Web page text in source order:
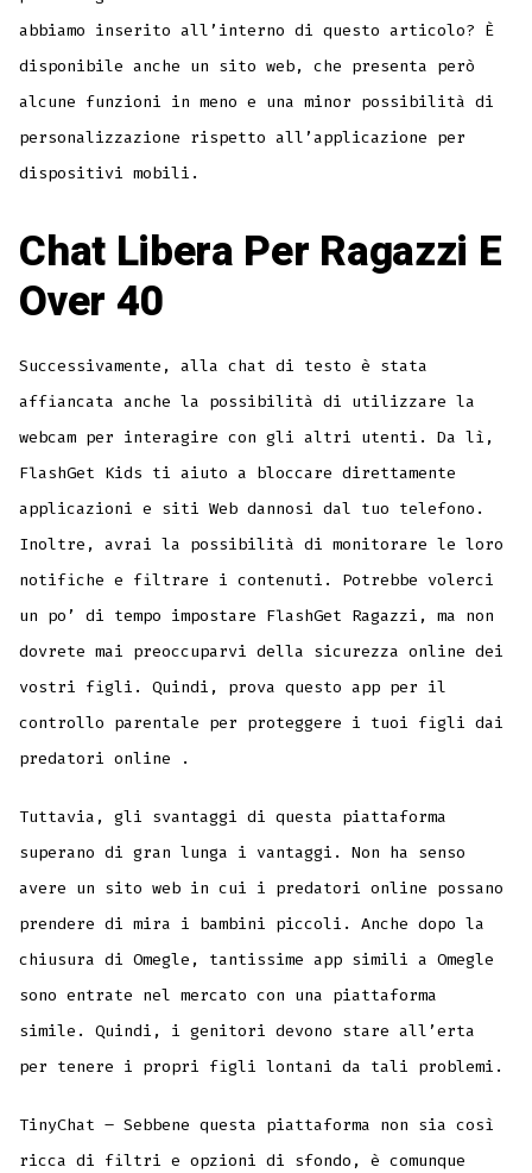
abbiamo inserito all’interno di questo articolo? È
disponibile anche un sito web, che presenta però
alcune funzioni in meno e una minor possibilità di
personalizzazione rispetto all’applicazione per
dispositivi mobili.
Chat Libera Per Ragazzi E
Over 40
Successivamente, alla chat di testo è stata
affiancata anche la possibilità di utilizzare la
webcam per interagire con gli altri utenti. Da lì,
FlashGet Kids ti aiuto a bloccare direttamente
applicazioni e siti Web dannosi dal tuo telefono.
Inoltre, avrai la possibilità di monitorare le loro
notifiche e filtrare i contenuti. Potrebbe volerci
un po’ di tempo impostare FlashGet Ragazzi, ma non
dovrete mai preoccuparvi della sicurezza online dei
vostri figli. Quindi, prova questo app per il
controllo parentale per proteggere i tuoi figli dai
predatori online .
Tuttavia, gli svantaggi di questa piattaforma
superano di gran lunga i vantaggi. Non ha senso
avere un sito web in cui i predatori online possano
prendere di mira i bambini piccoli. Anche dopo la
chiusura di Omegle, tantissime app simili a Omegle
sono entrate nel mercato con una piattaforma
simile. Quindi, i genitori devono stare all’erta
per tenere i propri figli lontani da tali problemi.
TinyChat – Sebbene questa piattaforma non sia così
ricca di filtri e opzioni di sfondo, è comunque